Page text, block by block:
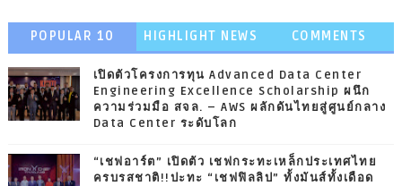
POPULAR 10 HIGHLIGHT NEWS COMMENTS
เปิดตัวโครงการทุน Advanced Data Center
Engineering Excellence Scholarship ผนึก
ความร่วมมือ สจล. – AWS ผลักดันไทยสู่ศูนย์กลาง
Data Center ระดับโลก
“เชฟอาร์ต” เปิดตัว เชฟกระทะเหล็กประเทศไทย
ครบรสชาติ!!ปะทะ “เชฟฟิลลิป” ทั้งมันส์ทั้งเดือด